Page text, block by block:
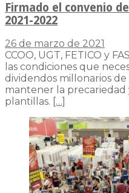
Firmado el convenio
2021-2022
26 de marzo de 2021
CCOO, UGT, FETICO y
las condiciones que
dividendos millonarios de
mantener la precariedad
plantillas. […]